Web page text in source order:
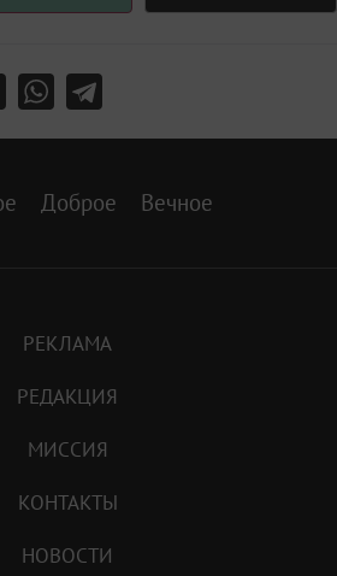
Доброе Вечное
РЕКЛАМА
РЕДАКЦИЯ
МИССИЯ
КОНТАКТЫ
НОВОСТИ